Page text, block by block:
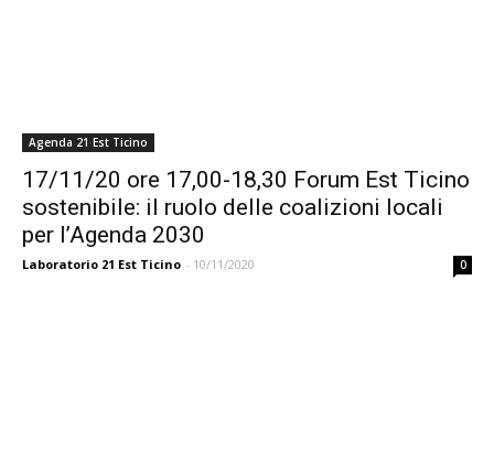
Agenda 21 Est Ticino
17/11/20 ore 17,00-18,30 Forum Est Ticino
sostenibile: il ruolo delle coalizioni locali
per l’Agenda 2030
Laboratorio 21 Est Ticino - 10/11/2020 0